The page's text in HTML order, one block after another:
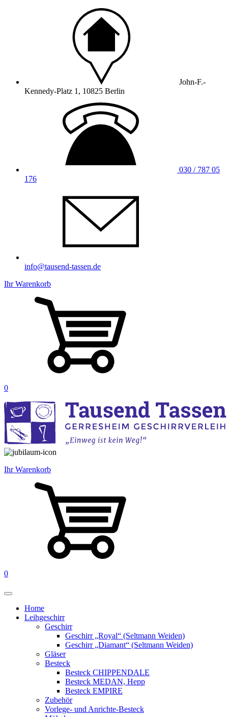
John-F.-
Kennedy-Platz 1, 10825 Berlin
030 / 787 05
176
info@tausend-tassen.de
Ihr Warenkorb
0
Ihr Warenkorb
0
Home
Leihgeschirr
Geschirr
Geschirr „Royal“ (Seltmann Weiden)
Geschirr „Diamant“ (Seltmann Weiden)
Gläser
Besteck
Besteck CHIPPENDALE
Besteck MEDAN, Hepp
Besteck EMPIRE
Zubehör
Vorlege- und Anrichte-Besteck